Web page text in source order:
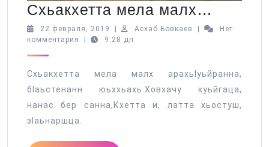
Схьакхетта мела малх…
мела
22 февраля, 2019 22
февраля,
| Асхаб Бовкаев Асхаб
|
Нет
комментария
| 9:28 дп
Схьакхетта мела малх арахьӀуьйранна,
бӏаьстенанн юьххьахь.Ховхачу куьйгаца,
нанас бер санна,Кхетта и, латта хьостуш,
зӏаьнаршца.